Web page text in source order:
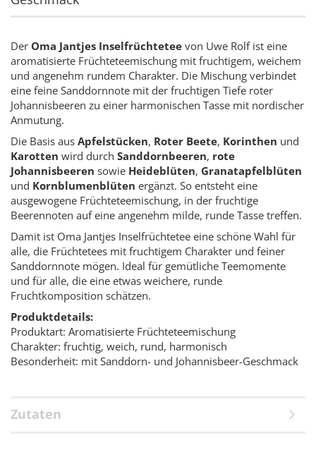
Der Oma Jantjes Inselfrüchtetee von Uwe Rolf ist eine
aromatisierte Früchteteemischung mit fruchtigem, weichem
und angenehm rundem Charakter. Die Mischung verbindet
eine feine Sanddornnote mit der fruchtigen Tiefe roter
Johannisbeeren zu einer harmonischen Tasse mit nordischer
Anmutung.
Die Basis aus Apfelstücken, Roter Beete, Korinthen und
Karotten wird durch Sanddornbeeren, rote
Johannisbeeren sowie Heideblüten, Granatapfelblüten
und Kornblumenblüten ergänzt. So entsteht eine
ausgewogene Früchteteemischung, in der fruchtige
Beerennoten auf eine angenehm milde, runde Tasse treffen.
Damit ist Oma Jantjes Inselfrüchtetee eine schöne Wahl für
alle, die Früchtetees mit fruchtigem Charakter und feiner
Sanddornnote mögen. Ideal für gemütliche Teemomente
und für alle, die eine etwas weichere, runde
Fruchtkomposition schätzen.
Produktdetails:
Produktart: Aromatisierte Früchteteemischung
Charakter: fruchtig, weich, rund, harmonisch
Besonderheit: mit Sanddorn- und Johannisbeer-Geschmack
Zutaten